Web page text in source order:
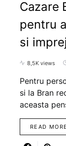
Cazare
pentru
si
8,5K views
Pentru
si la Bran
aceasta
READ MORE